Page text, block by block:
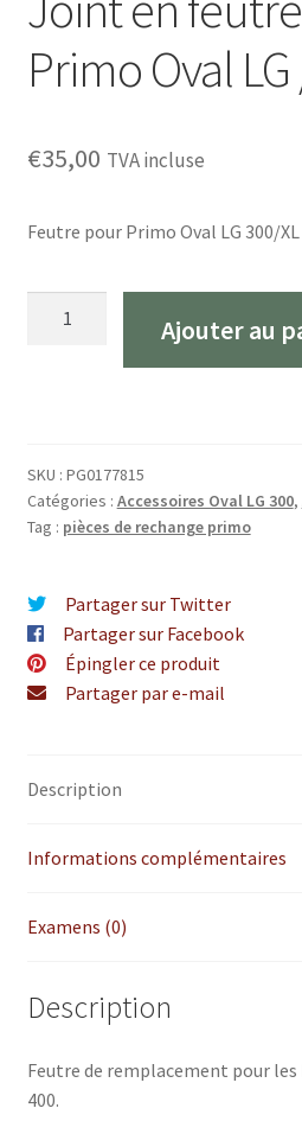
Primo Oval LG
€35,00 TVA incluse
Feutre pour Primo Oval LG 300/XL
LG
/
XL
Ajouter au
SKU : PG0177815
Catégories : Accessoires Oval LG 300,
Tag : pièces de rechange primo
Partager sur Twitter
Partager sur Facebook
Épingler ce produit
Partager par e-mail
Description
Informations complémentaires
Examens (0)
Description
Feutre de remplacement pour les
400.